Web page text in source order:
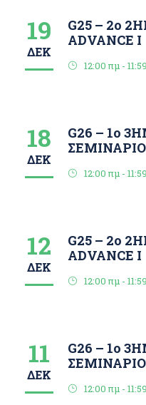
19
ΔΕΚ
G25 – 2ο
ΑDVANCE I
12:00 πμ -
18
ΔΕΚ
G26 – 1ο
12:00 πμ -
12
ΔΕΚ
G25 – 2ο
ΑDVANCE I
12:00 πμ -
11
ΔΕΚ
G26 – 1ο
12:00 πμ -